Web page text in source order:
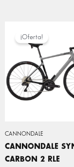
CANNONDALE
¡Oferta!
CANNONDALE
CARBON 2 RLE
ERA: